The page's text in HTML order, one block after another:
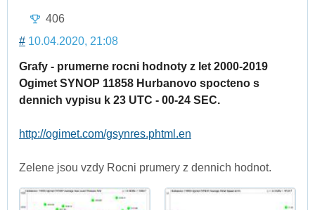
406
# 10.04.2020, 21:08
Grafy - prumerne rocni hodnoty z let 2000-2019
Ogimet SYNOP 11858 Hurbanovo spocteno s
dennich vypisu k 23 UTC - 00-24 SEC.
http://ogimet.com/gsynres.phtml.en
Zelene jsou vzdy Rocni prumery z dennich hodnot.